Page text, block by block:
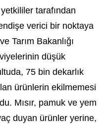
tarafından
verici bir noktaya
Tarım Bakanlığı
düşük
75 bin dekarlık
ürünlerin ekilmemesi
Mısır, pamuk ve yem
duyan ürünler yerine,